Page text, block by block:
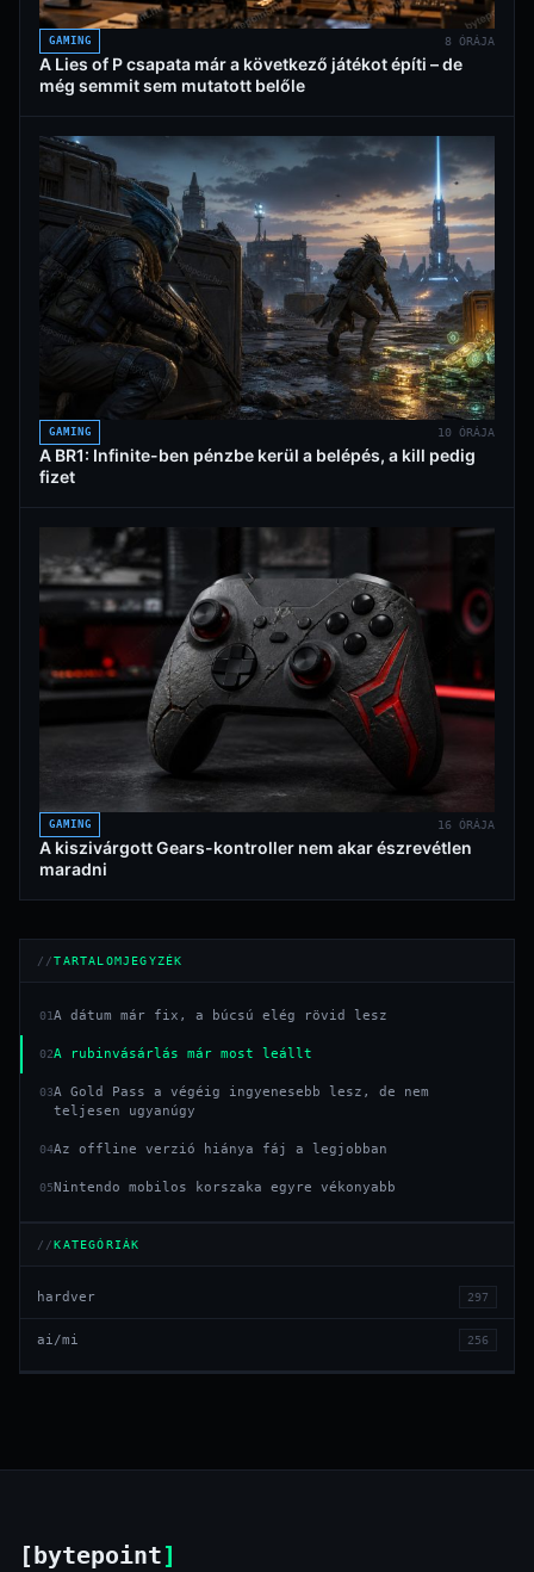
GAMING 8 ÓRÁJA
A Lies of P csapata már a következő játékot építi – de
még semmit sem mutatott belőle
GAMING 10 ÓRÁJA
A BR1: Infinite-ben pénzbe kerül a belépés, a kill pedig
fizet
GAMING 16 ÓRÁJA
A kiszivárgott Gears-kontroller nem akar észrevétlen
maradni
TARTALOMJEGYZÉK
01A dátum már fix, a búcsú elég rövid lesz
02A rubinvásárlás már most leállt
03A Gold Pass a végéig ingyenesebb lesz, de nem
teljesen ugyanúgy
04Az offline verzió hiánya fáj a legjobban
05Nintendo mobilos korszaka egyre vékonyabb
KATEGÓRIÁK
hardver 297
ai/mi 256
[bytepoint]